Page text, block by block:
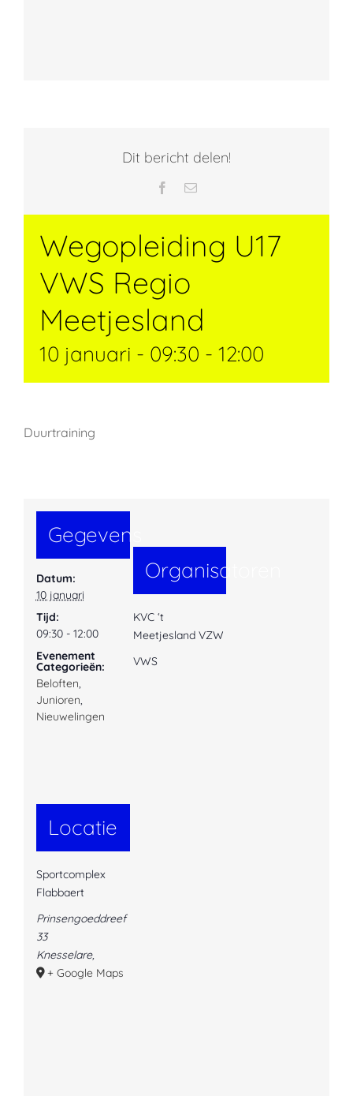
Dit bericht delen!
Facebook
E-
Wegopleiding U17
VWS Regio
Meetjesland
10 januari - 09:30 - 12:00
Duurtraining
Gegevens
Datum:
10 januari
Tijd:
09:30 - 12:00
Evenement
Categorieën:
Beloften
Junioren
Nieuwelingen
Organisatoren
KVC ‘t
Meetjesland VZW
VWS
Locatie
Sportcomplex
Flabbaert
Prinsengoeddreef
33
Knesselare,
+ Google Maps